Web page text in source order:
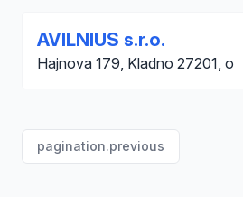
AVILNIUS s.r.o.
Hajnova 179, Kladno 27201, o
pagination.previous